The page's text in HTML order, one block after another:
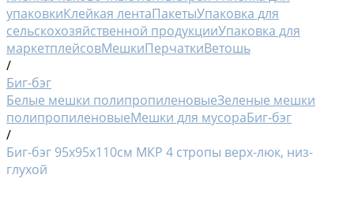
упаковкиКлейкая лентаПакетыУпаковка для
сельскохозяйственной продукцииУпаковка для
маркетплейсовМешкиПерчаткиВетошь
/
Биг-бэг
Белые мешки полипропиленовыеЗеленые мешки
полипропиленовыеМешки для мусораБиг-бэг
/
Биг-бэг 95х95х110см МКР 4 стропы верх-люк, низ-
глухой